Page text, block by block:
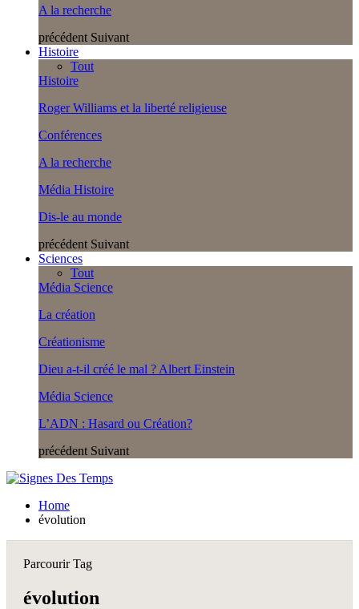
A la recherche
précédent Suivant
Histoire
Tout
Histoire
Roger Williams et la liberté religieuse
Conférences
A la recherche
Média Histoire
Dis-le au monde
précédent Suivant
Sciences
Tout
Média Science
La création
Créationisme
Dieu a-t-il créé le mal ? Albert Einstein
Média Science
L’ADN : Hasard ou Création?
précédent Suivant
Home
évolution
Parcourir Tag
évolution